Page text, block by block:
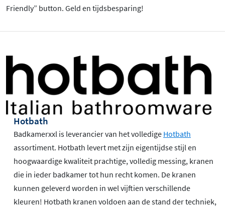
Friendly” button. Geld en tijdsbesparing!
Hotbath
Badkamerxxl is leverancier van het volledige Hotbath
assortiment. Hotbath levert met zijn eigentijdse stijl en
hoogwaardige kwaliteit prachtige, volledig messing, kranen
die in ieder badkamer tot hun recht komen. De kranen
kunnen geleverd worden in wel vijftien verschillende
kleuren! Hotbath kranen voldoen aan de stand der techniek,